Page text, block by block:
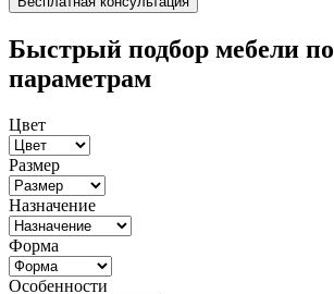
Быстрый подбор мебели по
параметрам
Цвет
Размер
Назначение
Форма
Особенности